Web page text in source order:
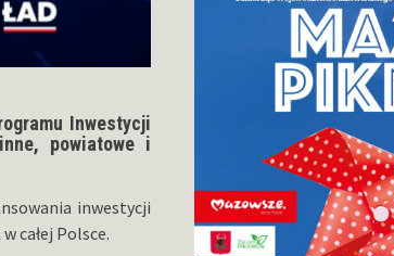
Inwestycji
powiatowe i
inwestycji
całej Polsce.